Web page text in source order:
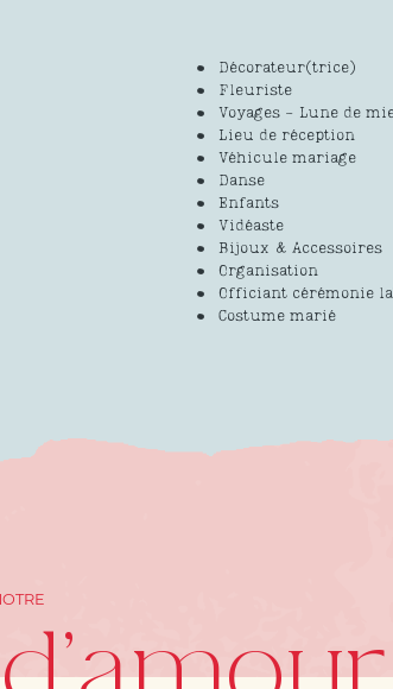
Décorateur(trice)
Fleuriste
Voyages - Lune de
Lieu de réception
Véhicule mariage
Danse
Enfants
Vidéaste
Bijoux & Accessoires
Organisation
Officiant cérémonie
Costume marié